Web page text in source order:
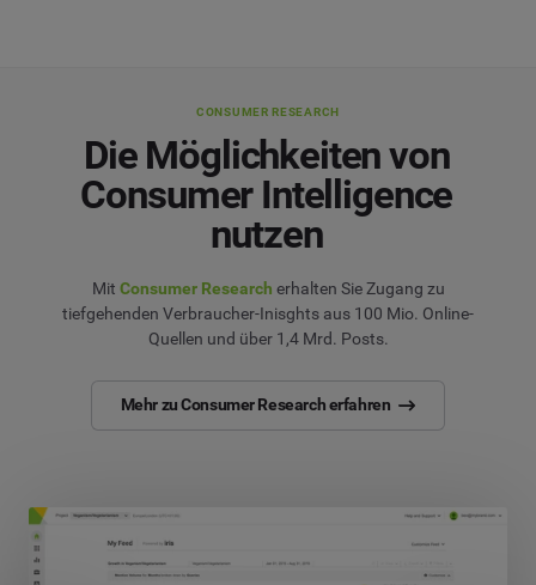
CONSUMER RESEARCH
Die Möglichkeiten von
Consumer Intelligence
nutzen
Mit Consumer Research erhalten Sie Zugang zu
tiefgehenden Verbraucher-Inisghts aus 100 Mio. Online-
Quellen und über 1,4 Mrd. Posts.
Mehr zu Consumer Research erfahren